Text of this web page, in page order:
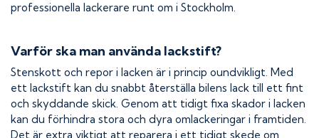
professionella lackerare runt om i Stockholm.
Varför ska man använda lackstift?
Stenskott och repor i lacken är i princip oundvikligt. Med
ett lackstift kan du snabbt återställa bilens lack till ett fint
och skyddande skick. Genom att tidigt fixa skador i lacken
kan du förhindra stora och dyra omlackeringar i framtiden.
Det är extra viktigt att reparera i ett tidigt skede om